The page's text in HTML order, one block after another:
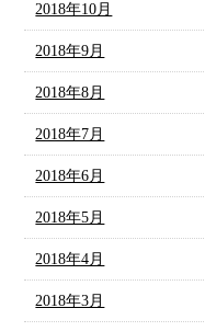
2018年10月
2018年9月
2018年8月
2018年7月
2018年6月
2018年5月
2018年4月
2018年3月